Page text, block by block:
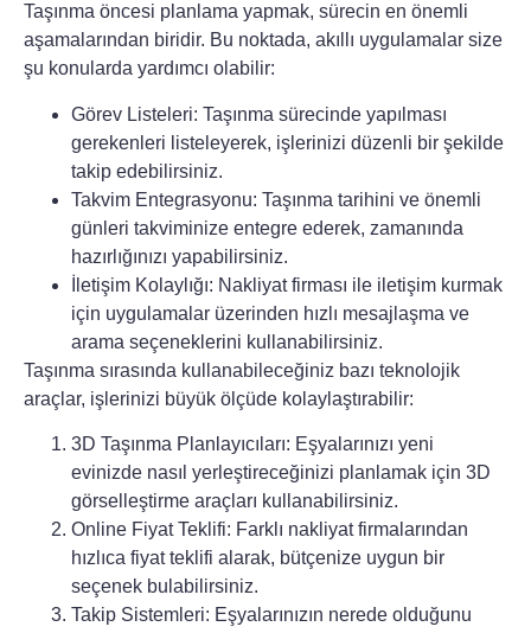
Taşınma öncesi planlama yapmak, sürecin en önemli
aşamalarından biridir. Bu noktada, akıllı uygulamalar size
şu konularda yardımcı olabilir:
Görev Listeleri: Taşınma sürecinde yapılması
gerekenleri listeleyerek, işlerinizi düzenli bir şekilde
takip edebilirsiniz.
Takvim Entegrasyonu: Taşınma tarihini ve önemli
günleri takviminize entegre ederek, zamanında
hazırlığınızı yapabilirsiniz.
İletişim Kolaylığı: Nakliyat firması ile iletişim kurmak
için uygulamalar üzerinden hızlı mesajlaşma ve
arama seçeneklerini kullanabilirsiniz.
Taşınma sırasında kullanabileceğiniz bazı teknolojik
araçlar, işlerinizi büyük ölçüde kolaylaştırabilir:
3D Taşınma Planlayıcıları: Eşyalarınızı yeni
evinizde nasıl yerleştireceğinizi planlamak için 3D
görselleştirme araçları kullanabilirsiniz.
Online Fiyat Teklifi: Farklı nakliyat firmalarından
hızlıca fiyat teklifi alarak, bütçenize uygun bir
seçenek bulabilirsiniz.
Takip Sistemleri: Eşyalarınızın nerede olduğunu